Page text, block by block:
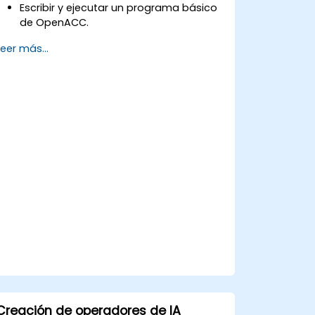
Escribir y ejecutar un programa básico
de OpenACC.
cláusulas de OpenACC.
más...
de operadores de IA